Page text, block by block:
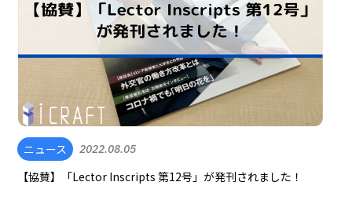
ニュース 2022.08.05
【協賛】「Lector Inscripts 第12号」が発刊されました！